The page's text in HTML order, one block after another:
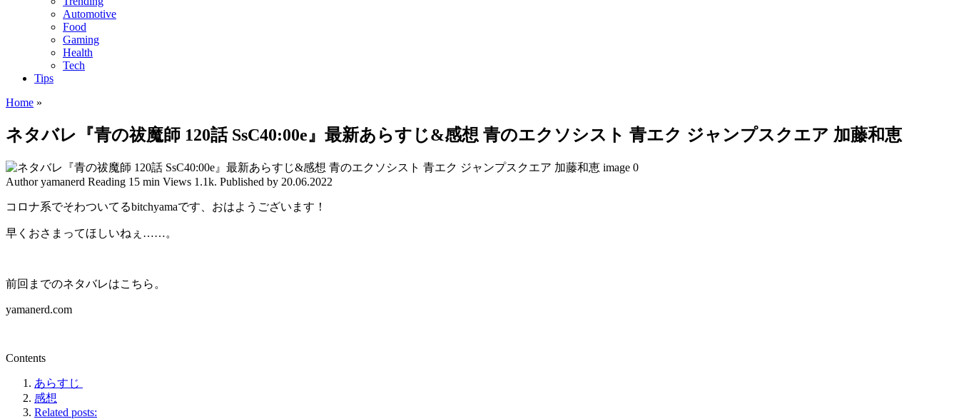
Automotive
Food
Gaming
Health
Tech
Tips
Home »
ネタバレ『青の祓魔師 120話 SsC40:00e』最新あらすじ&感想 青のエクソシスト 青エク ジャンプスクエア 加藤和恵
Author yamanerd Reading 15 min Views 1.1k. Published by 20.06.2022
コロナ系でそわついてるbitchyamaです、おはようございます！
早くおさまってほしいねぇ……。
前回までのネタバレはこちら。
yamanerd.com
Contents
あらすじ
感想
Related posts: